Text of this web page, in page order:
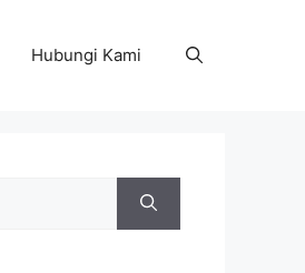
Hubungi Kami